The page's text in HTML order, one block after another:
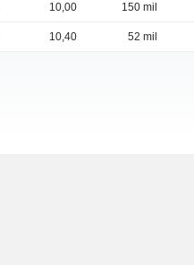
10,00 150 mil
10,40 52 mil